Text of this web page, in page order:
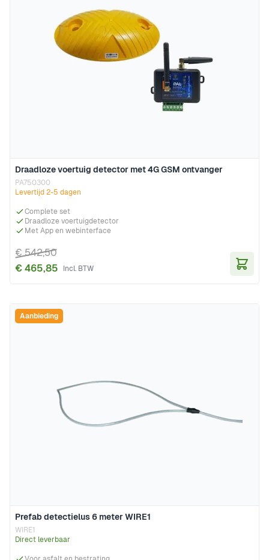
Draadloze voertuig detector met 4G GSM ontvanger
PA750300
Levertijd 2-5 dagen
Complete set
Draadloze voertuigdetector
Met App en webinterface
€ 465,85
€ 542,50
Prefab detectielus 6 meter WIRE1
WIRE1
Direct leverbaar
Aanbieding